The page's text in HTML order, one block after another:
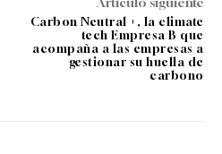
Carbon Neutral +, la climate
tech Empresa B que
acompaña a las empresas a
gestionar su huella de
carbono